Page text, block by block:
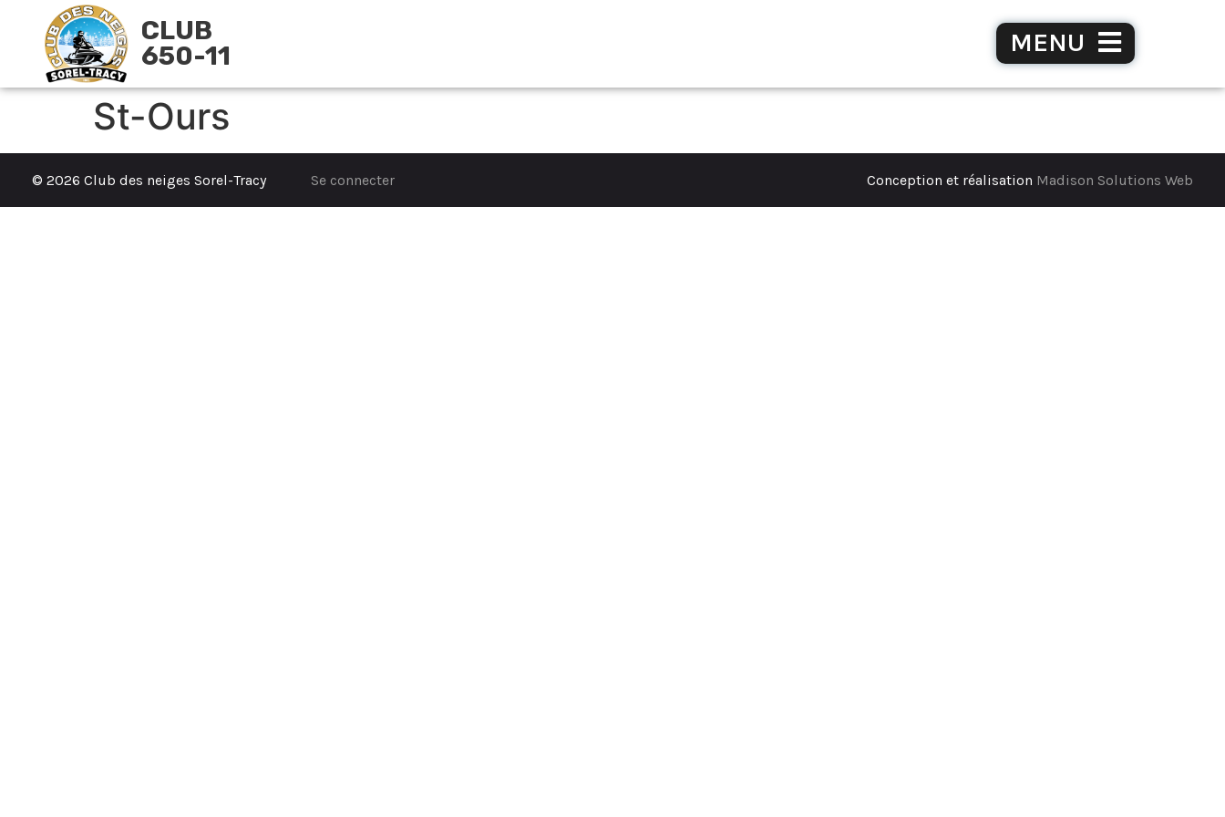
CLUB
650-11
MENU
St-Ours
© 2026 Club des neiges Sorel-Tracy Se connecter Conception et réalisation Madison Solutions Web